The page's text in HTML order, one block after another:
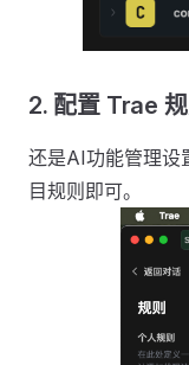
2. 配置 Trae 规
还是AI功能管理设
目规则即可。